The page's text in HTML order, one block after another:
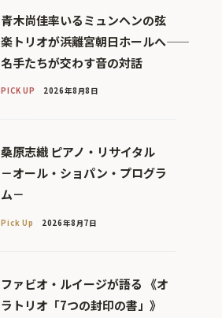
青木尚佳率いるミュンヘンの弦
楽トリオが浜離宮朝日ホールへ――
名手たちが交わす音の対話
PICK UP 2026年8月8日
桑原志織 ピアノ・リサイタル
－オール・ショパン・プログラ
ム－
Pick Up 2026年8月7日
ファビオ・ルイージが語る 《オ
ラトリオ「7つの封印の書」》